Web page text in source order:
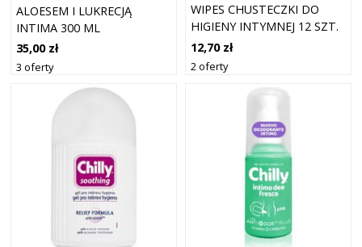
ALOESEM I LUKRECJĄ
INTIMA 300 ML
35,00 zł
3 oferty
WIPES CHUSTECZKI DO
HIGIENY INTYMNEJ 12 SZT.
12,70 zł
2 oferty